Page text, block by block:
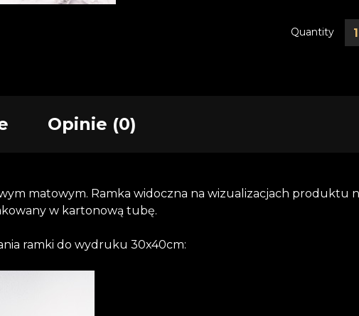
Quantity
Opinie (0)
matowym. Ramka widoczna na wizualizacjach produktu
w kartonową tubę.
ramki do wydruku 30x40cm: